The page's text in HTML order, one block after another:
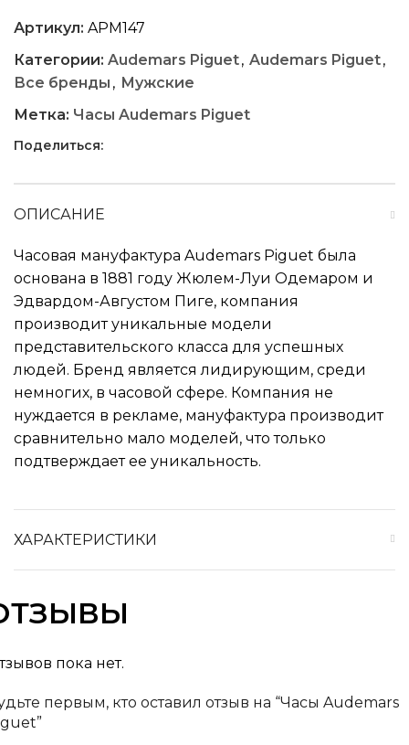
Артикул: APM147
Категории: Audemars Piguet, Audemars Piguet,
Все бренды , Мужские
Метка: Часы Audemars Piguet
Поделиться:
ОПИСАНИЕ
Часовая мануфактура Audemars Piguet была
основана в 1881 году Жюлем-Луи Одемаром и
Эдвардом-Августом Пиге, компания
производит уникальные модели
представительского класса для успешных
людей. Бренд является лидирующим, среди
немногих, в часовой сфере. Компания не
нуждается в рекламе, мануфактура производит
сравнительно мало моделей, что только
подтверждает ее уникальность.
ХАРАКТЕРИСТИКИ
пока нет.
первым, кто оставил отзыв на “Часы Audemars